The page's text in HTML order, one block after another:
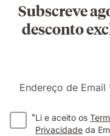
Subscreve
desconto
Endereço de Email
*Li e aceito os
Privacidade da